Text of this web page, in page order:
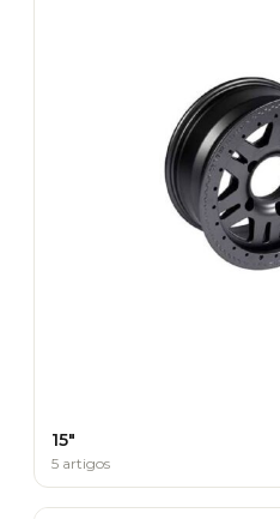
15"
5 artigos